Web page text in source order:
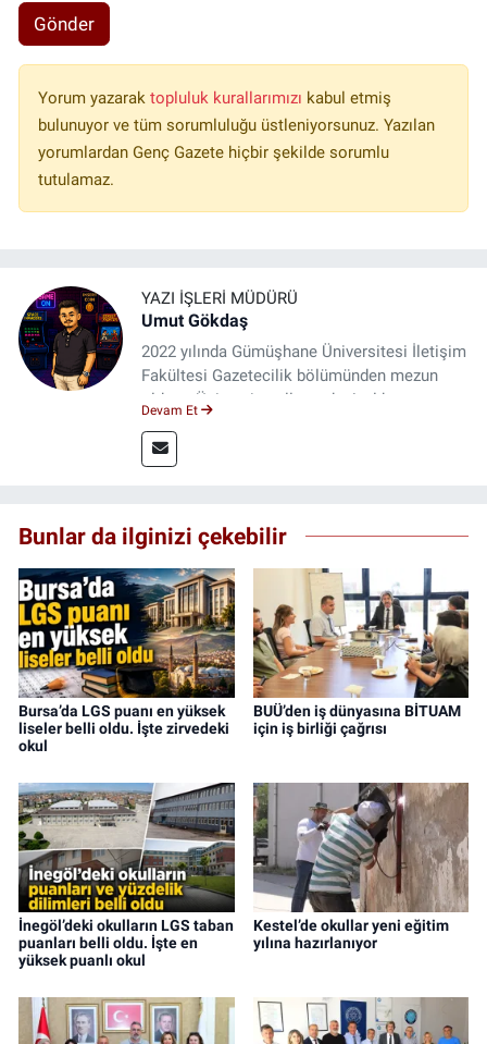
Gönder
Yorum yazarak topluluk kurallarımızı kabul etmiş
bulunuyor ve tüm sorumluluğu üstleniyorsunuz. Yazılan
yorumlardan Genç Gazete hiçbir şekilde sorumlu
tutulamaz.
YAZI İŞLERI MÜDÜRÜ
Umut Gökdaş
2022 yılında Gümüşhane Üniversitesi İletişim
Fakültesi Gazetecilik bölümünden mezun
oldum. Üniversite yıllarımda 4 yıl boyunca
saha deneyimi kazandım. 2023 yılından beri
Genç Gazete'de okurlarımıza haber
Devam Et
Bunlar da ilginizi çekebilir
Bursa’da LGS puanı en yüksek
liseler belli oldu. İşte zirvedeki
okul
BUÜ’den iş dünyasına BİTUAM
için iş birliği çağrısı
İnegöl’deki okulların LGS taban
puanları belli oldu. İşte en
yüksek puanlı okul
Kestel’de okullar yeni eğitim
yılına hazırlanıyor